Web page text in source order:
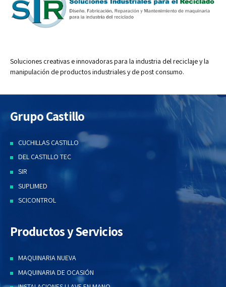
Soluciones creativas e innovadoras para la industria del reciclaje y la
manipulación de productos industriales y de post consumo.
Grupo Castillo
CUCHILLAS CASTILLO
DEL CASTILLO TEC
SIR
SUPLIMED
SCICONTROL
Productos y Servicios
MAQUINARIA NUEVA
MAQUINARIA DE OCASIÓN